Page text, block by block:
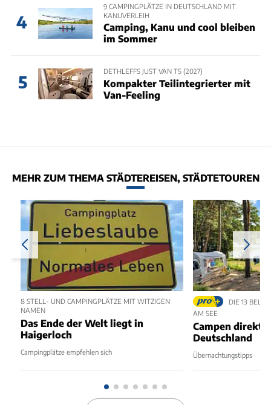
4
9 CAMPINGPLÄTZE IN DEUTSCHLAND MIT
KANUVERLEIH
Camping, Kanu und cool bleiben
im Sommer
5
DETHLEFFS JUST VAN T5 (2027)
Kompakter Teilintegrierter mit
Van-Feeling
MEHR ZUM THEMA STÄDTEREISEN, STÄDTETOUREN
8 STELL- UND CAMPINGPLÄTZE MIT WITZIGEN
NAMEN
Das Ende der Welt liegt in
Haigerloch
Campingplätze empfehlen sich
DIE 13
AM SEE
Campen direkt
Deutschland
Übernachtungstipps